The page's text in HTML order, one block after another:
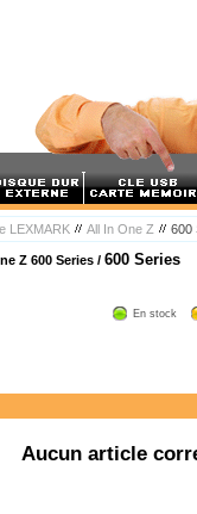
LEXMARK All In One Z 600
Z 600 Series / 600 Series
En stock
Aucun article